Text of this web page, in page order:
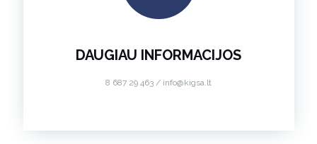
DAUGIAU INFORMACIJOS
8 687 29 463 / info@kigsa.lt